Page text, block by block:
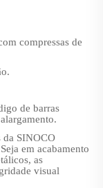
compressas de
de barras
da SINOCO
em acabamento
as
visual